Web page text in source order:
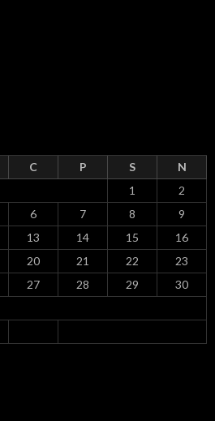
C P S N
1
2
6 7 8
9
13 14 15
16
20 21 22
23
27 28 29
30